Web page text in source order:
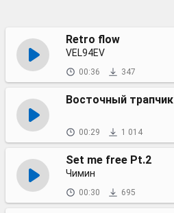
Retro flow
VEL94EV
00:36 347
Восточный трапчик
00:29 1 014
Set me free Pt.2
Чимин
00:30 695